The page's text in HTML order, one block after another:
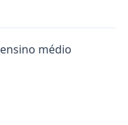
ensino médio